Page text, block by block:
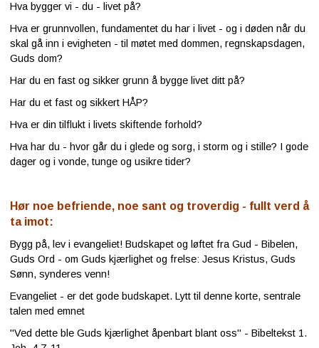
Hva bygger vi - du - livet på?
Hva er grunnvollen, fundamentet du har i livet - og i døden når du
skal gå inn i evigheten - til møtet med dommen, regnskapsdagen,
Guds dom?
Har du en fast og sikker grunn å bygge livet ditt på?
Har du et fast og sikkert HÅP?
Hva er din tilflukt i livets skiftende forhold?
Hva har du - hvor går du i glede og sorg, i storm og i stille? I gode
dager og i vonde, tunge og usikre tider?
Hør noe befriende, noe sant og troverdig - fullt verd å
ta imot:
Bygg på, lev i evangeliet! Budskapet og løftet fra Gud - Bibelen,
Guds Ord - om Guds kjærlighet og frelse: Jesus Kristus, Guds
Sønn, synderes venn!
Evangeliet - er det gode budskapet. Lytt til denne korte, sentrale
talen med emnet
"Ved dette ble Guds kjærlighet åpenbart blant oss" - Bibeltekst 1.